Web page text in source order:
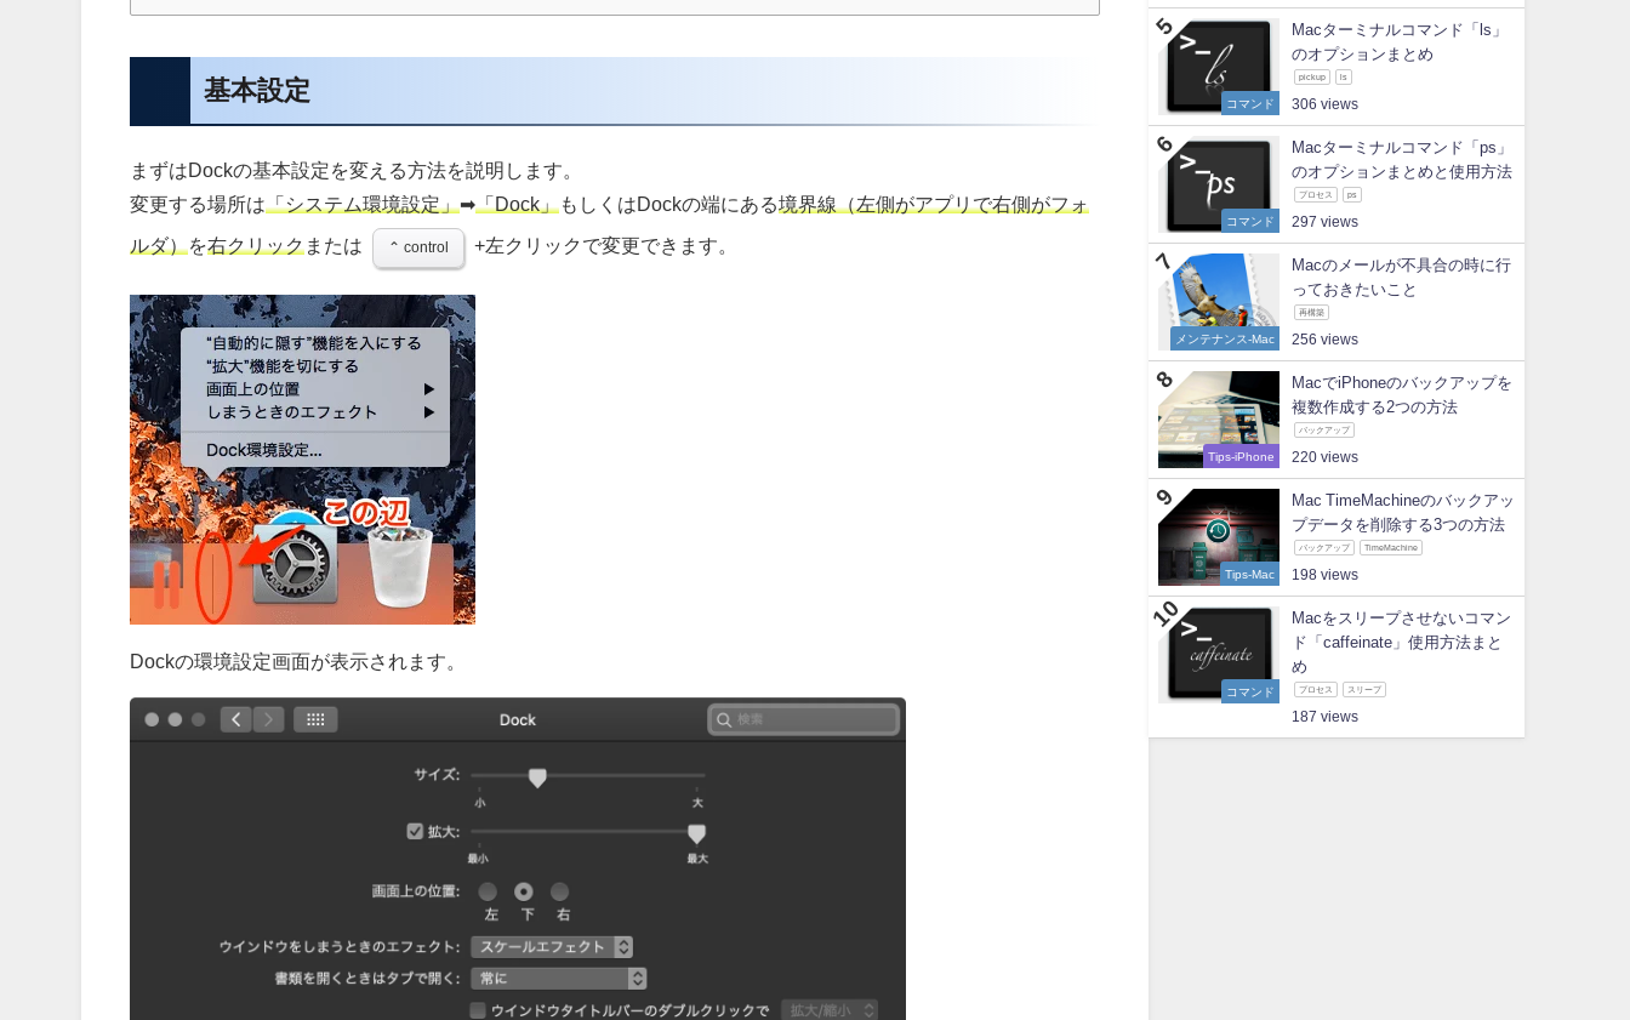
基本設定
まずはDockの基本設定を変える方法を説明します。
変更する場所は「システム環境設定」➡︎「Dock」もしくはDockの端にある境界線（左側がアプリで右側がフォ
ルダ）を右クリックまたは ⌃ control +左クリックで変更できます。
Dockの環境設定画面が表示されます。
コマンド
Macターミナルコマンド「ls」
のオプションまとめ
pickup ls
306
コマンド
Macターミナルコマンド「ps」
のオプションまとめと使用方法
プロセス ps
297
メンテナンス-Mac
Macのメールが不具合の時に行
っておきたいこと
再構築
256
Tips-iPhone
MacでiPhoneのバックアップを
複数作成する2つの方法
バックアップ
220
Tips-Mac
Mac TimeMachineのバックアッ
プデータを削除する3つの方法
バックアップ TimeMachine
198
コマンド
Macをスリープさせないコマン
ド「caffeinate」使用方法まと
め
プロセス スリープ
187